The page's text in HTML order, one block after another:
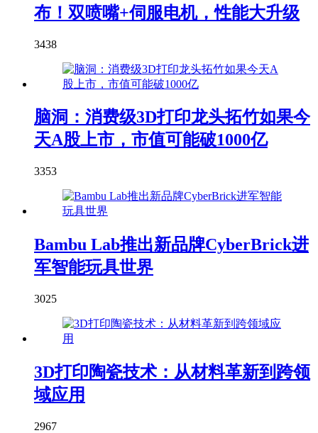
布！双喷嘴+伺服电机，性能大升级
3438
脑洞：消费级3D打印龙头拓竹如果今
天A股上市，市值可能破1000亿
3353
Bambu Lab推出新品牌CyberBrick进
军智能玩具世界
3025
3D打印陶瓷技术：从材料革新到跨领
域应用
2967